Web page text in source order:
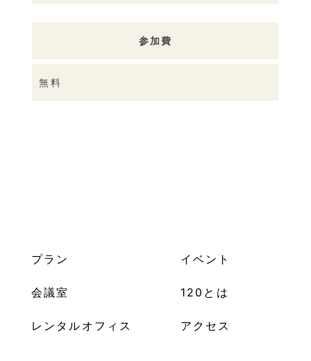
参加費
無料
プラン
会議室 120とは
レンタルオフィス
イベント
アクセス